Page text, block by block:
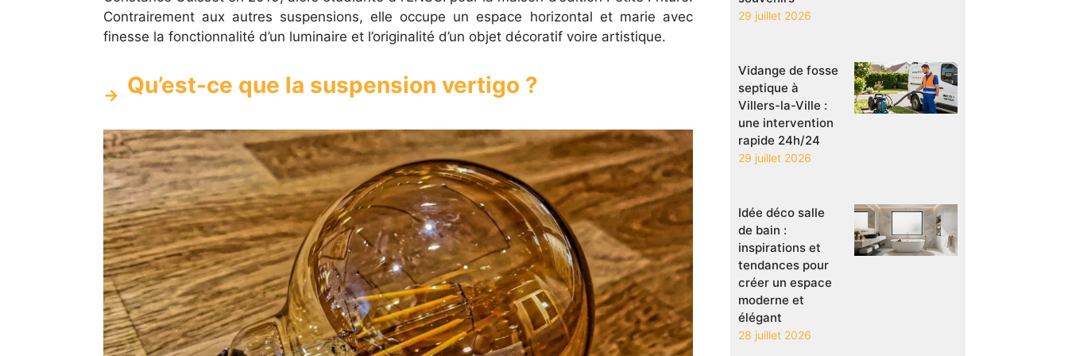
Contrairement aux autres suspensions, elle occupe un espace horizontal et marie avec
finesse la fonctionnalité d’un luminaire et l’originalité d’un objet décoratif voire artistique.
Qu’est-ce que la suspension vertigo ?
29 juillet 2026
Vidange de fosse
septique à
Villers-la-Ville :
une intervention
rapide 24h/24
29 juillet 2026
Idée déco salle
de bain :
inspirations et
tendances pour
créer un espace
moderne et
élégant
28 juillet 2026